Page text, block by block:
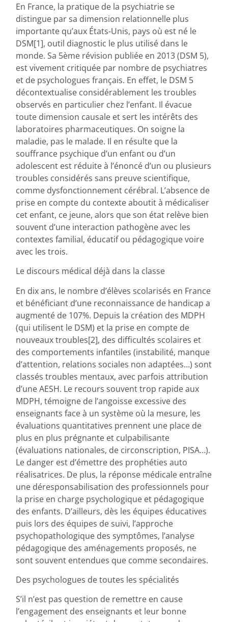
En France, la pratique de la psychiatrie se
distingue par sa dimension relationnelle plus
importante qu’aux États-Unis, pays où est né le
DSM[1], outil diagnostic le plus utilisé dans le
monde. Sa 5ème révision publiée en 2013 (DSM 5),
est vivement critiquée par nombre de psychiatres
et de psychologues français. En effet, le DSM 5
décontextualise considérablement les troubles
observés en particulier chez l’enfant. Il évacue
toute dimension causale et sert les intérêts des
laboratoires pharmaceutiques. On soigne la
maladie, pas le malade. Il en résulte que la
souffrance psychique d’un enfant ou d’un
adolescent est réduite à l’énoncé d’un ou plusieurs
troubles considérés sans preuve scientifique,
comme dysfonctionnement cérébral. L’absence de
prise en compte du contexte aboutit à médicaliser
cet enfant, ce jeune, alors que son état relève bien
souvent d’une interaction pathogène avec les
contextes familial, éducatif ou pédagogique voire
avec les trois.
Le discours médical déjà dans la classe
En dix ans, le nombre d’élèves scolarisés en France
et bénéficiant d’une reconnaissance de handicap a
augmenté de 107%. Depuis la création des MDPH
(qui utilisent le DSM) et la prise en compte de
nouveaux troubles[2], des difficultés scolaires et
des comportements infantiles (instabilité, manque
d’attention, relations sociales non adaptées…) sont
classés troubles mentaux, avec parfois attribution
d’une AESH. Le recours souvent trop rapide aux
MDPH, témoigne de l’angoisse excessive des
enseignants face à un système où la mesure, les
évaluations quantitatives prennent une place de
plus en plus prégnante et culpabilisante
(évaluations nationales, de circonscription, PISA…).
Le danger est d’émettre des prophéties auto
réalisatrices. De plus, la réponse médicale entraîne
une déresponsabilisation des professionnels pour
la prise en charge psychologique et pédagogique
des enfants. D’ailleurs, dès les équipes éducatives
puis lors des équipes de suivi, l’approche
psychopathologique des symptômes, l’analyse
pédagogique des aménagements proposés, ne
sont souvent entendues que comme secondaires.
Des psychologues de toutes les spécialités
S’il n’est pas question de remettre en cause
l’engagement des enseignants et leur bonne